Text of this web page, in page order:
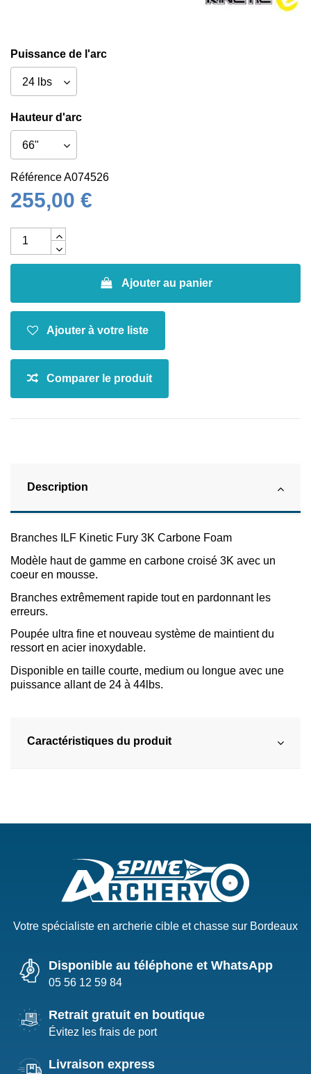
Puissance de l'arc
Hauteur d'arc
RéférenceA074526
255,00 €
Ajouter au panier
Description
Branches ILF Kinetic Fury 3K Carbone Foam
Modèle haut de gamme en carbone croisé 3K avec un
coeur en mousse.
Branches extrêmement rapide tout en pardonnant les
erreurs.
Poupée ultra fine et nouveau système de maintient du
ressort en acier inoxydable.
Disponible en taille courte, medium ou longue avec une
puissance allant de 24 à 44lbs.
Caractéristiques du produit
Votre spécialiste en archerie cible et chasse sur Bordeaux
Disponible au téléphone et WhatsApp
05 56 12 59 84
Retrait gratuit en boutique
Évitez les frais de port
Livraison express